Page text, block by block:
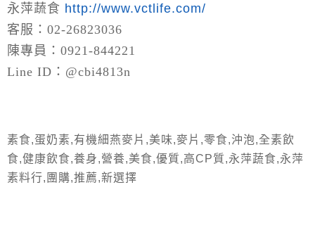
永萍蔬食 http://www.vctlife.com/
客服：02-26823036
陳專員：0921-844221
Line ID：@cbi4813n
素食,蛋奶素,有機細燕麥片,美味,麥片,零食,沖泡,全素飲
食,健康飲食,養身,營養,美食,優質,高CP質,永萍蔬食,永萍
素料行,團購,推薦,新選擇